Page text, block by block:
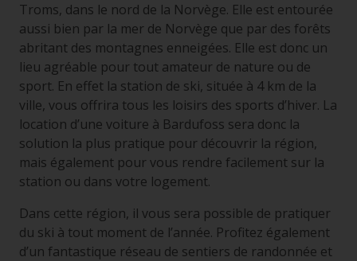
Troms, dans le nord de la Norvège. Elle est entourée
aussi bien par la mer de Norvège que par des forêts
abritant des montagnes enneigées. Elle est donc un
lieu agréable pour tout amateur de nature ou de
sport. En effet la station de ski, située à 4 km de la
ville, vous offrira tous les loisirs des sports d’hiver. La
location d’une voiture à Bardufoss sera donc la
solution la plus pratique pour découvrir la région,
mais également pour vous rendre facilement sur la
station ou dans votre logement.
Dans cette région, il vous sera possible de pratiquer
du ski à tout moment de l’année. Profitez également
d’un fantastique réseau de sentiers de randonnée et